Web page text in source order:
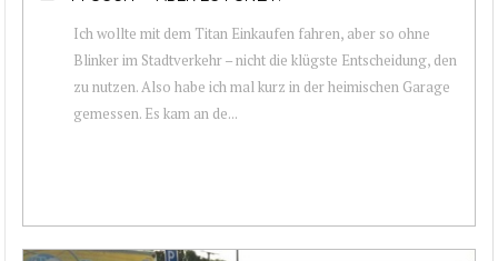
Ich wollte mit dem Titan Einkaufen fahren, aber so ohne
Blinker im Stadtverkehr – nicht die klügste Entscheidung, den
zu nutzen. Also habe ich mal kurz in der heimischen Garage
gemessen. Es kam an de...